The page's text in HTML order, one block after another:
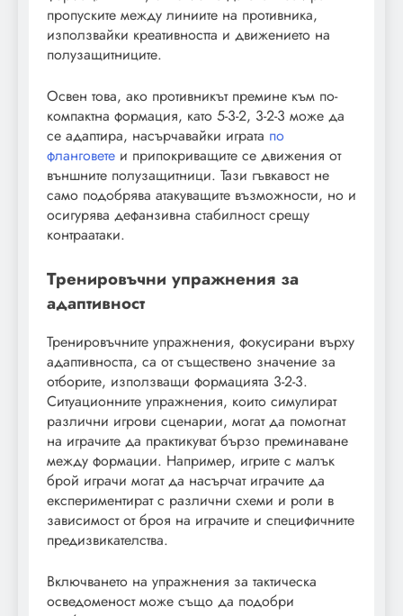
пропуските между линиите на противника,
използвайки креативността и движението на
полузащитниците.
Освен това, ако противникът премине към по-
компактна формация, като 5-3-2, 3-2-3 може да
се адаптира, насърчавайки играта по
фланговете и припокриващите се движения от
външните полузащитници. Тази гъвкавост не
само подобрява атакуващите възможности, но и
осигурява дефанзивна стабилност срещу
контраатаки.
Тренировъчни упражнения за
адаптивност
Тренировъчните упражнения, фокусирани върху
адаптивността, са от съществено значение за
отборите, използващи формацията 3-2-3.
Ситуационните упражнения, които симулират
различни игрови сценарии, могат да помогнат
на играчите да практикуват бързо преминаване
между формации. Например, игрите с малък
брой играчи могат да насърчат играчите да
експериментират с различни схеми и роли в
зависимост от броя на играчите и специфичните
предизвикателства.
Включването на упражнения за тактическа
осведоменост може също да подобри